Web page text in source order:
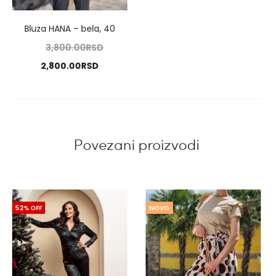
Bluza HANA – bela, 40
3,800.00RSD
2,800.00RSD
Povezani proizvodi
52% OFF NOVO